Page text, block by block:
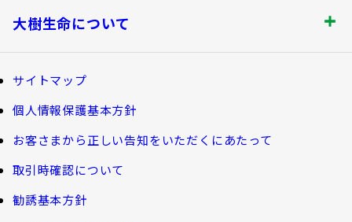
満期保険金などのご請求
資金の引出し
保険料の払込み・貸付金のご返済
マイナンバーカードによるお手続き
その他のお手続き
ご契約者さま向けサービス
生命保険商品一覧
損害保険商品
生命保険について知る
大樹あんしんナビゲーター
各都道府県中小企業団体中央会の会員の
皆さま
福利厚生制度関連
福利厚生制度等
ガイドブック「団体保険における保険金・給付金
のご請求手続きとお支払いについて」
大樹 企業保険ダイレクトシステム（団体保険の
各種照会・お手続きサービス）
知る・楽しむ トップ
大樹生命ブログ
お金について知る
公的保障試算ツール
相続税シミュレーション
教育費シミュレーター
大樹生命について
大樹生命について トップ
トップメッセージ
会社情報
業績案内
サイトマップ
個人情報保護基本方針
お客さまから正しい告知をいただくにあたって
取引時確認について
勧誘基本方針